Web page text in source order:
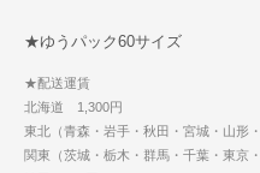
★ゆうパック60サイズ
★配送運賃
北海道 1,300円
東北（青森・岩手・秋田・宮城・山形
関東（茨城・栃木・群馬・千葉・東京